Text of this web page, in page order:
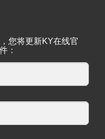
您将更新KY在线官
：